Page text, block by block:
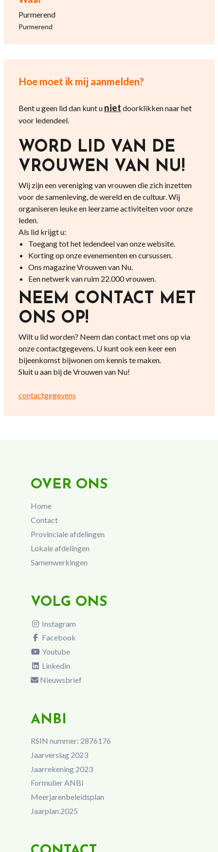
Purmerend
Purmerend
Hoe moet ik mij aanmelden?
Bent u geen lid dan kunt u niet doorklikken naar het
voor ledendeel.
WORD LID VAN DE
VROUWEN VAN NU!
Wij zijn een vereniging van vrouwen die zich inzetten
voor de samenleving, de wereld en de cultuur. Wij
organiseren leuke en leerzame activiteiten voor onze
leden.
Als lid krijgt u:
Toegang tot het ledendeel van onze website.
Korting op onze evenementen en cursussen.
Ons magazine Vrouwen van Nu.
Een netwerk van ruim 22.000 vrouwen.
NEEM CONTACT MET
ONS OP!
Wilt u lid worden? Neem dan contact met ons op via
onze contactgegevens. U kunt ook een keer een
bijeenkomst bijwonen om kennis te maken.
Sluit u aan bij de Vrouwen van Nu!
contactgegevens
OVER ONS
Home
Contact
Provinciale afdelingen
Lokale afdelingen
Samenwerkingen
VOLG ONS
Instagram
Facebook
Youtube
Linkedin
Nieuwsbrief
ANBI
RSIN nummer: 2876176
Jaarverslag 2023
Jaarrekening 2023
Formulier ANBI
Meerjarenbeleidsplan
Jaarplan 2025